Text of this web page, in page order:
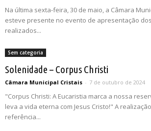
Na última sexta-feira, 30 de maio, a Câmara
esteve presente no evento de apresentação
realizados...
Sem categoria
Solenidade – Corpus Christi
Câmara Municipal Cristais - 7 de outubro de 2024
"Corpus Christi: A Eucaristia marca a nossa
leva a vida eterna com Jesus Cristo!" A
referência...